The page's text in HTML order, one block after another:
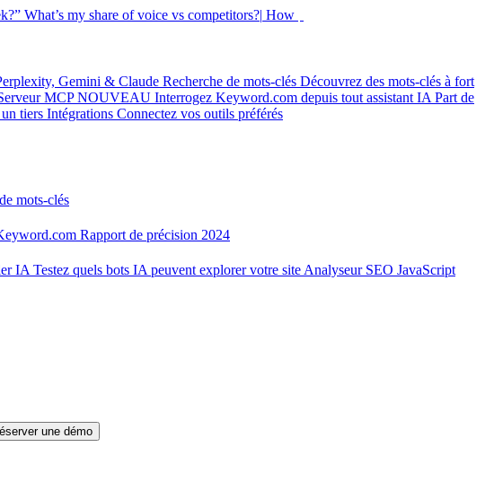
What’s my share of voice vs competitors?| How did my rankings mo
Gemini & Claude Recherche de mots-clés Découvrez des mots-clés à fort
MCPNOUVEAU Interrogez Keyword.com depuis tout assistant IA Part de
tiers Intégrations Connectez vos outils préférés
mots-clés
Rapport de précision 2024
IA Testez quels bots IA peuvent explorer votre site Analyseur SEO JavaScript
une démo